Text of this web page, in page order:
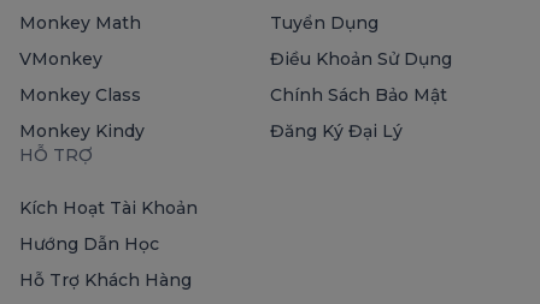
Monkey Math
VMonkey
Monkey Class
Monkey Kindy
Tuyển Dụng
Điều Khoản Sử Dụng
Chính Sách Bảo Mật
Đăng Ký Đại Lý
HỖ TRỢ
Kích Hoạt Tài Khoản
Hướng Dẫn Học
Hỗ Trợ Khách Hàng